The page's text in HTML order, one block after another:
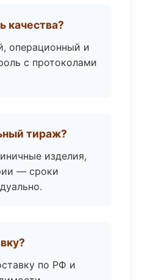
качества?
операционный и
с протоколами
тираж?
изделия,
— сроки
по РФ и